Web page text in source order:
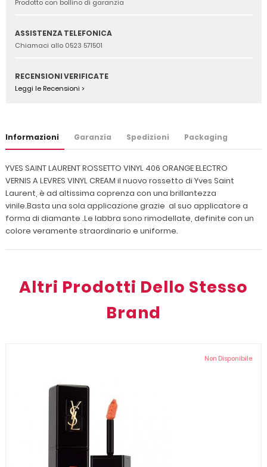
Prodotto con bollino di garanzia
ASSISTENZA TELEFONICA
Chiamaci allo 0523 571501
RECENSIONI VERIFICATE
Leggi le Recensioni >
Informazioni Garanzia Spedizioni Packaging
YVES SAINT LAURENT ROSSETTO VINYL 406 ORANGE ELECTRO
VERNIS A LEVRES VINYL CREAM il nuovo rossetto di Yves Saint
Laurent, è ad altissima coprenza con una brillantezza
vinile.Basta una sola applicazione grazie al suo applicatore a
forma di diamante .Le labbra sono rimodellate, definite con un
colore veramente straordinario e uniforme.
Altri Prodotti Dello Stesso
Brand
Non Disponibile